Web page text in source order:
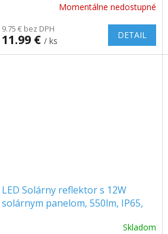
Momentálne nedostupné
9.75 € bez DPH
11.99 € / ks
DETAIL
LED Solárny reflektor s 12W
solárnym panelom, 550lm, IP65,
Skladom